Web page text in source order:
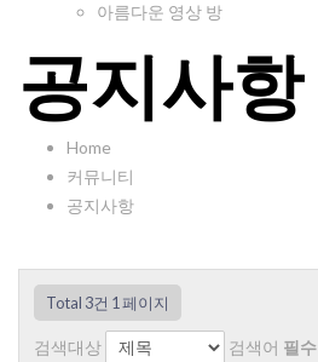
아름다운 영상 방
공지사항
Home
커뮤니티
공지사항
Total 3건 1 페이지
검색대상 검색어 필수